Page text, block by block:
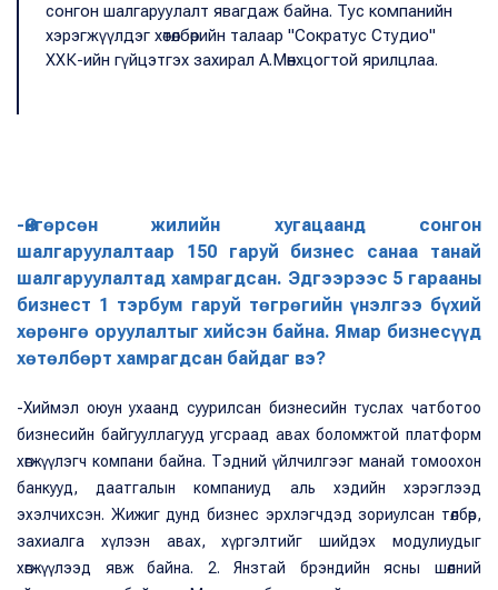
сонгон шалгаруулалт явагдаж байна. Тус компанийн
хэрэгжүүлдэг хөтөлбөрийн талаар "Сократус Студио"
ХХК-ийн гүйцэтгэх захирал А.Мөнхцогтой ярилцлаа.
-Өнгөрсөн жилийн хугацаанд сонгон
шалгаруулалтаар 150 гаруй бизнес санаа танай
шалгаруулалтад хамрагдсан. Эдгээрээс 5 гарааны
бизнест 1 тэрбум гаруй төгрөгийн үнэлгээ бүхий
хөрөнгө оруулалтыг хийсэн байна. Ямар бизнесүүд
хөтөлбөрт хамрагдсан байдаг вэ?
-Хиймэл оюун ухаанд суурилсан бизнесийн туслах чатботоо
бизнесийн байгууллагууд угсраад авах боломжтой платформ
хөгжүүлэгч компани байна. Тэдний үйлчилгээг манай томоохон
банкууд, даатгалын компаниуд аль хэдийн хэрэглээд
эхэлчихсэн. Жижиг дунд бизнес эрхлэгчдэд зориулсан төлбөр,
захиалга хүлээн авах, хүргэлтийг шийдэх модулиудыг
хөгжүүлээд явж байна. 2. Янзтай брэндийн ясны шөлний